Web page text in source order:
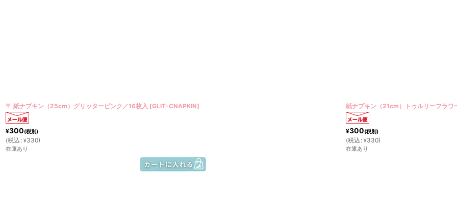
〒 紙ナプキン（25cm）グリッターピンク／16枚入 [GLIT-CNAPKIN]
¥300(税別)
(税込 : ¥330)
在庫あり
紙ナプキン（21cm）トゥルリーフラワ
¥300(税別)
(税込 : ¥330)
在庫あり